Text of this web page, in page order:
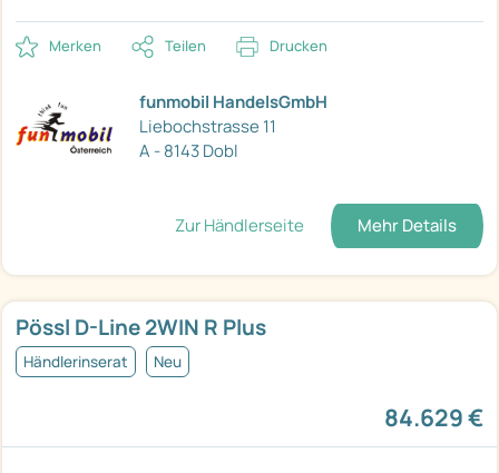
Merken Teilen Drucken
funmobil HandelsGmbH
Liebochstrasse 11
A - 8143 Dobl
Zur Händlerseite Mehr Details
Pössl D-Line 2WIN R Plus
Händlerinserat Neu
84.629 €